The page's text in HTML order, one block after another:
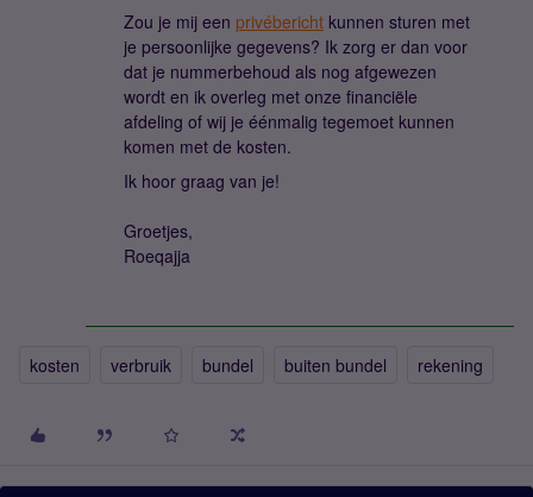
Zou je mij een privébericht kunnen sturen met
je persoonlijke gegevens? Ik zorg er dan voor
dat je nummerbehoud als nog afgewezen
wordt en ik overleg met onze financiële
afdeling of wij je éénmalig tegemoet kunnen
komen met de kosten.
Ik hoor graag van je!
Groetjes,
Roeqajja
kosten verbruik bundel buiten bundel rekening